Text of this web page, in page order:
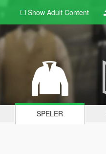
Show Adult Content
SPELER